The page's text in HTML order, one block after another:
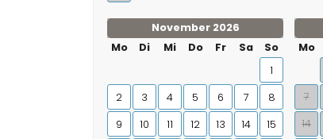
November 2026
Mo
Di Mi Do Fr Sa
So
1
2
3 4 5 6 7
8
9
10 11 12 13 14
15
Mo
7
14